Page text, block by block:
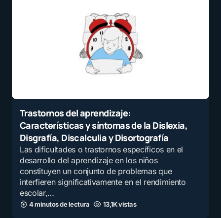
Trastornos del aprendizaje:
Características y síntomas de la Dislexia,
Disgrafía, Discalculia y Disortografía
Las dificultades o trastornos específicos en el
desarrollo del aprendizaje en los niños
constituyen un conjunto de problemas que
interfieren significativamente en el rendimiento
escolar,…
4 minutos de lectura 13,1K vistas